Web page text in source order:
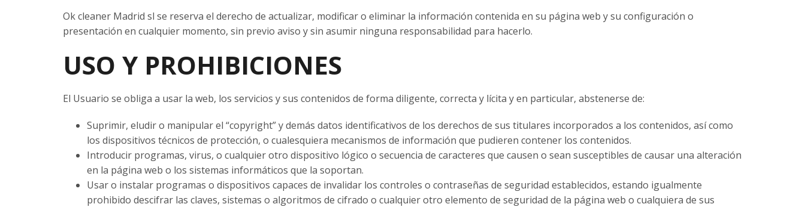
Ok cleaner Madrid sl se reserva el derecho de actualizar, modificar o eliminar la información contenida en su página web y su configuración o
presentación en cualquier momento, sin previo aviso y sin asumir ninguna responsabilidad para hacerlo.
USO Y PROHIBICIONES
El Usuario se obliga a usar la web, los servicios y sus contenidos de forma diligente, correcta y lícita y en particular, abstenerse de:
Suprimir, eludir o manipular el “copyright” y demás datos identificativos de los derechos de sus titulares incorporados a los contenidos, así como
los dispositivos técnicos de protección, o cualesquiera mecanismos de información que pudieren contener los contenidos.
Introducir programas, virus, o cualquier otro dispositivo lógico o secuencia de caracteres que causen o sean susceptibles de causar una alteración
en la página web o los sistemas informáticos que la soportan.
Usar o instalar programas o dispositivos capaces de invalidar los controles o contraseñas de seguridad establecidos, estando igualmente
prohibido descifrar las claves, sistemas o algoritmos de cifrado o cualquier otro elemento de seguridad de la página web o cualquiera de sus